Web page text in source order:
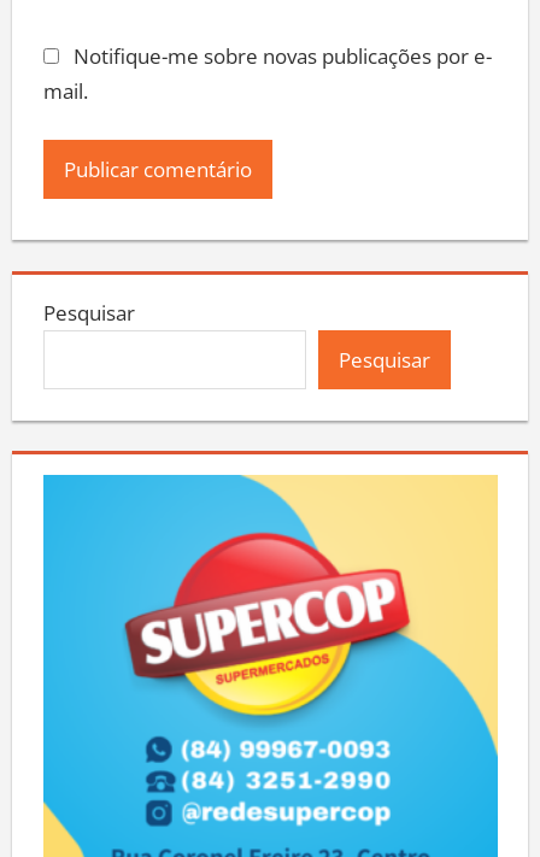
Notifique-me sobre novas publicações por e-
mail.
Pesquisar
Pesquisar